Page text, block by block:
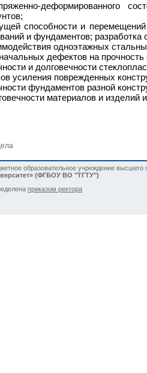
деформированного
способности и
и фундаментов; разработка
одноэтажных
дефектов на
и долговечности
усиления поврежденных
фундаментов разной
материалов и изделий
образовательное учреждение высшего
(ФГБОУ ВО "ТГТУ")
приказом ректора